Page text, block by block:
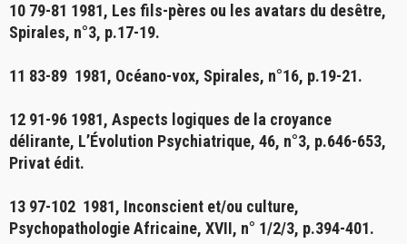
10 79-81 1981, Les fils-pères ou les avatars du desêtre,
Spirales, n°3, p.17-19.
11 83-89 1981, Océano-vox, Spirales, n°16, p.19-21.
12 91-96 1981, Aspects logiques de la croyance
délirante, L’Évolution Psychiatrique, 46, n°3, p.646-653,
Privat édit.
13 97-102 1981, Inconscient et/ou culture,
Psychopathologie Africaine, XVII, n° 1/2/3, p.394-401.